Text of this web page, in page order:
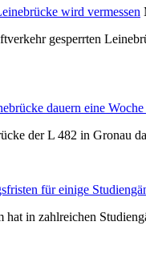
wird vermessen
gesperrten
dauern eine
der L 482 in Gronau
für einige
in zahlreichen